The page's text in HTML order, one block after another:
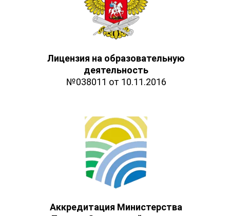
Лицензия на образовательную
деятельность
№038011 от 10.11.2016
Аккредитация Министерства